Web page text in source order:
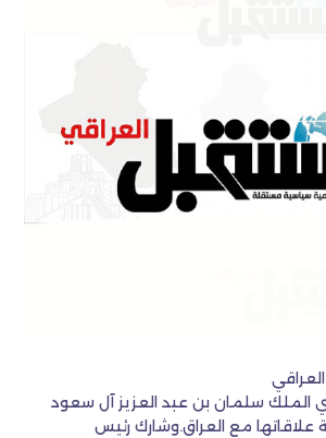
الملك سلمان بن عبد العزيز آل سعود
علاقاتها مع العراق.وشارك رئيس